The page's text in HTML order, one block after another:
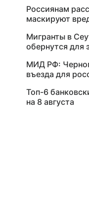
Россиянам
маскируют
Мигранты в
обернутся для
МИД РФ:
въезда для
Топ-6
на 8 августа